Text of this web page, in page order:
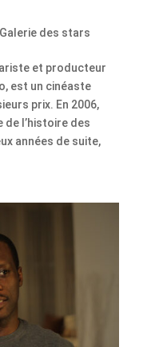
Galerie des stars
et producteur
est un cinéaste
prix. En 2006,
de l’histoire des
années de suite,